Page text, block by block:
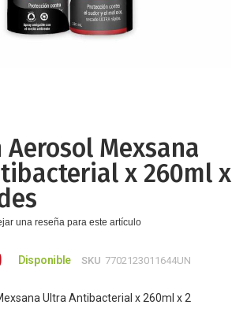
Aerosol Mexsana
x 260ml x
una reseña para este artículo
Disponible SKU 7702123011644UN
Ultra Antibacterial x 260ml x 2